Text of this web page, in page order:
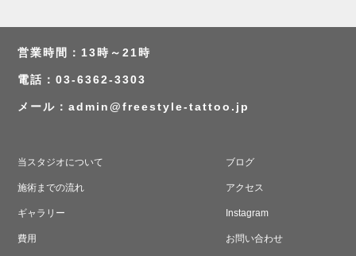
営業時間：13時～21時
電話：03-6362-3303
メール：admin@freestyle-tattoo.jp
当スタジオについて ブログ
施術までの流れ アクセス
ギャラリー Instagram
費用 お問い合わせ